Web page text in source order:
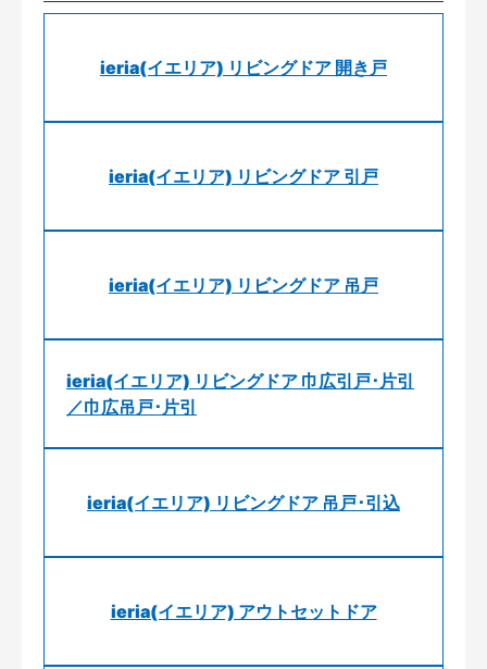
ieria(イエリア) リビングドア 開き戸
ieria(イエリア) リビングドア 引戸
ieria(イエリア) リビングドア 吊戸
ieria(イエリア) リビングドア 巾広引戸･片引
／巾広吊戸･片引
ieria(イエリア) リビングドア 吊戸･引込
ieria(イエリア) アウトセットドア